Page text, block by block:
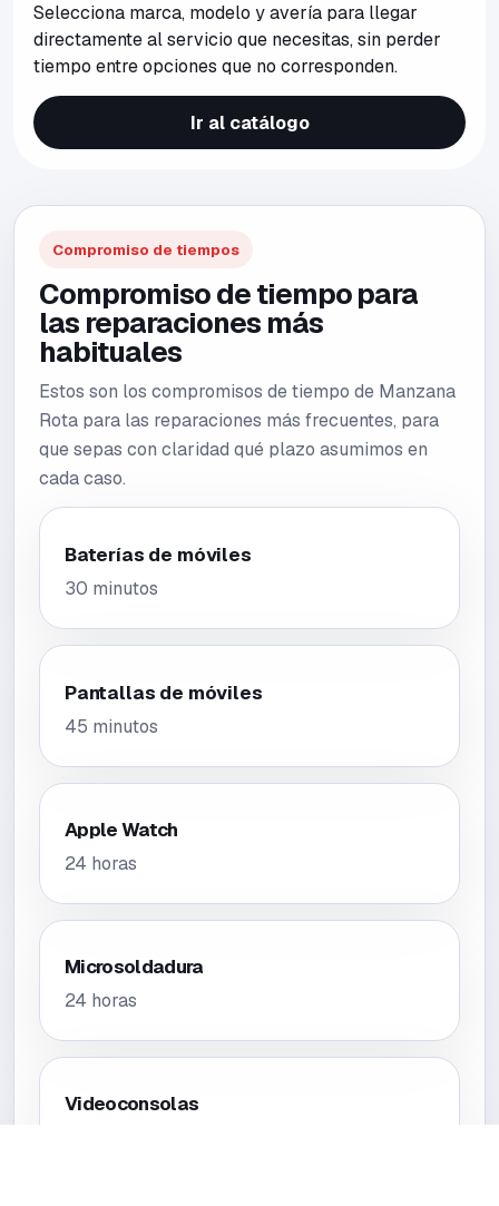
Selecciona marca, modelo y avería para llegar
directamente al servicio que necesitas, sin perder
tiempo entre opciones que no corresponden.
Ir al catálogo
Compromiso de tiempos
Compromiso de tiempo para
las reparaciones más
habituales
Estos son los compromisos de tiempo de Manzana
Rota para las reparaciones más frecuentes, para
que sepas con claridad qué plazo asumimos en
cada caso.
Baterías de móviles
30 minutos
Pantallas de móviles
45 minutos
Apple Watch
24 horas
Microsoldadura
24 horas
Videoconsolas